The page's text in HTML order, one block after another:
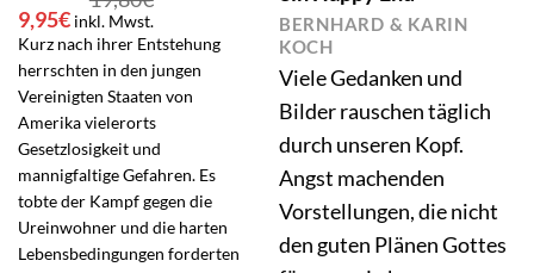
Ursprünglicher
Preis
war:
19,80€
9,95€Aktueller
Preis
ist:
9,95€.
inkl. Mwst.
Kurz nach ihrer Entstehung
herrschten in den jungen
Vereinigten Staaten von
Amerika vielerorts
Gesetzlosigkeit und
mannigfaltige Gefahren. Es
tobte der Kampf gegen die
Ureinwohner und die harten
Lebensbedingungen forderten
BERNHARD & KARIN
KOCH
Viele Gedanken und
Bilder rauschen täglich
durch unseren Kopf.
Angst machenden
Vorstellungen, die nicht
den guten Plänen Gottes